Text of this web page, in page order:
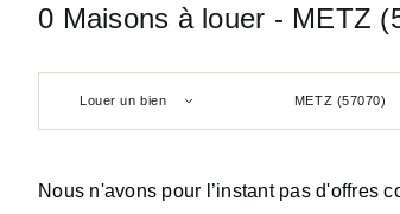
0 Maisons à louer - METZ
Louer un bien METZ (57070)
Nous n'avons pour l’instant pas d'offres